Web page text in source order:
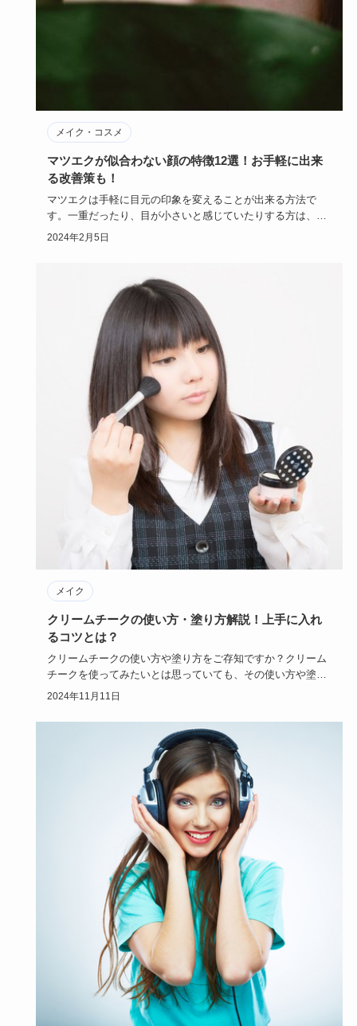
メイク・コスメ
マツエクが似合わない顔の特徴12選！お手軽に出来
る改善策も！
マツエクは手軽に目元の印象を変えることが出来る方法で
す。一重だったり、目が小さいと感じていたりする方は、マ
ツエクで目元の印…
2024年2月5日
メイク
クリームチークの使い方・塗り方解説！上手に入れ
るコツとは？
クリームチークの使い方や塗り方をご存知ですか？クリーム
チークを使ってみたいとは思っていても、その使い方や塗り
方がわからなく…
2024年11月11日